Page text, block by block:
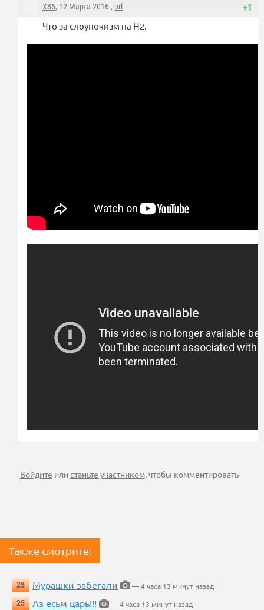
+1
X86, 12 Марта 2016 , url
Что за слоупочизм на Н2.
Войдите илистаньте участником, чтобы комментировать
Также смотрите:
25 Мурашки забегали
— 4 часа 13 минут назад
25
Аз есьм царь!!!
— 4 часа 13 минут назад